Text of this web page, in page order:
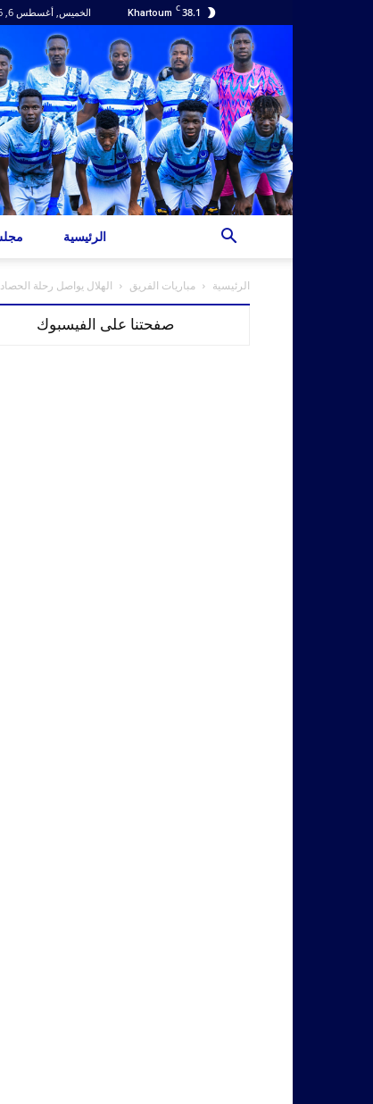
38.1
C
Khartoum الخميس, أغسطس 6, 2026
الرئيسية
الرئيسية مباريات الفريق الهلال يواصل رحلة
صفحتنا على الفيسبوك